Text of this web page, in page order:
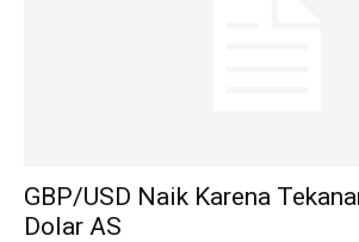
GBP/USD Naik Karena
Dolar AS